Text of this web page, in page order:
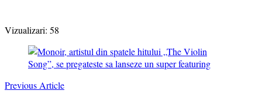
Vizualizari: 58
Post
Navigation
Previous Article